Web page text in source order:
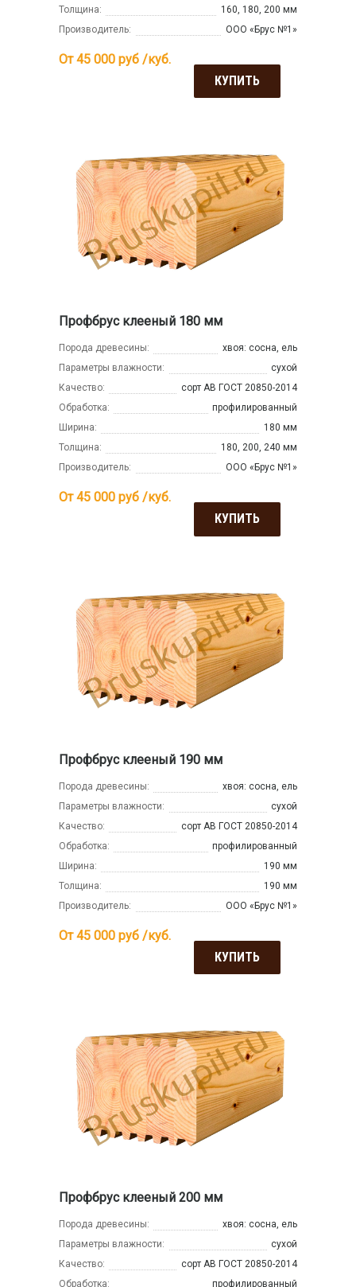
Толщина:
160, 180, 200 мм
Производитель:
ООО «Брус №1»
От 45 000 руб /куб.
КУПИТЬ
Профбрус клееный 180 мм
Порода древесины:
хвоя: сосна, ель
Параметры влажности:
сухой
Качество:
сорт АВ ГОСТ 20850-2014
Обработка:
профилированный
Ширина:
180 мм
Толщина:
180, 200, 240 мм
Производитель:
ООО «Брус №1»
От 45 000 руб /куб.
КУПИТЬ
Профбрус клееный 190 мм
Порода древесины:
хвоя: сосна, ель
Параметры влажности:
сухой
Качество:
сорт АВ ГОСТ 20850-2014
Обработка:
профилированный
Ширина:
190 мм
Толщина:
190 мм
Производитель:
ООО «Брус №1»
От 45 000 руб /куб.
КУПИТЬ
Профбрус клееный 200 мм
Порода древесины:
хвоя: сосна, ель
Параметры влажности:
сухой
Качество:
сорт АВ ГОСТ 20850-2014
Обработка:
профилированный